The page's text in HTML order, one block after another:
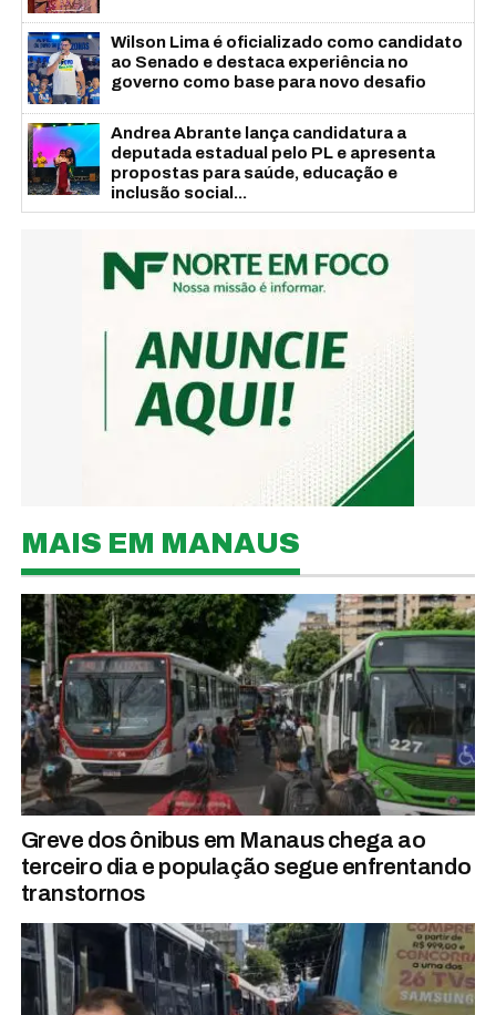
Wilson Lima é oficializado como candidato
ao Senado e destaca experiência no
governo como base para novo desafio
Andrea Abrante lança candidatura a
deputada estadual pelo PL e apresenta
propostas para saúde, educação e
inclusão social...
MAIS EM MANAUS
Greve dos ônibus em Manaus chega ao
terceiro dia e população segue enfrentando
transtornos